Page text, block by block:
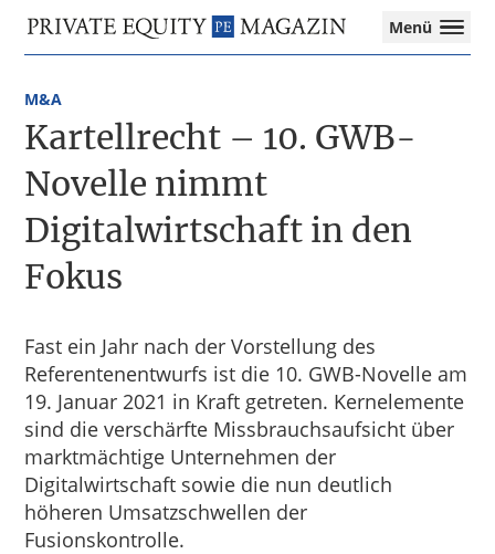
Hauptnavigation
Inhalt
Private
Equity
Das
für
die
Private
Equity-
Branche
–
Investment
Funds
I
I
Tax
Menü
Kartellrecht – 10. GWB-
Novelle nimmt
Digitalwirtschaft in den
Fokus
Fast ein Jahr nach der Vorstellung des
Referentenentwurfs ist die 10. GWB-Novelle am
19. Januar 2021 in Kraft getreten. Kernelemente
sind die verschärfte Missbrauchsaufsicht über
marktmächtige Unternehmen der
Digitalwirtschaft sowie die nun deutlich
höheren Umsatzschwellen der
Fusionskontrolle.
M&A